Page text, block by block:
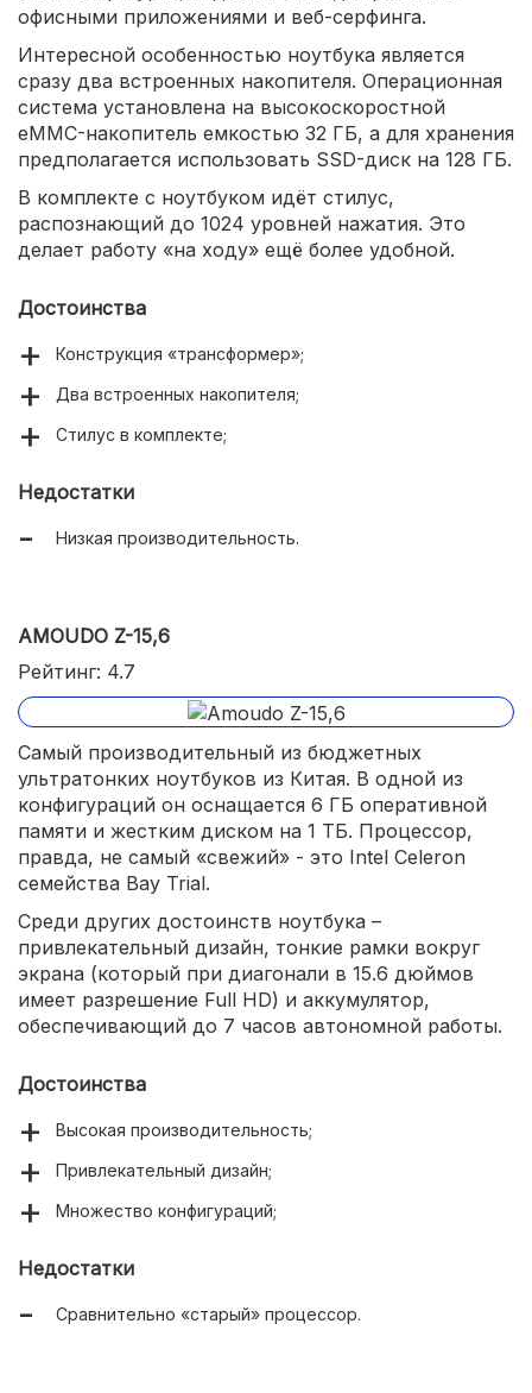
офисными приложениями и веб-серфинга.
Интересной особенностью ноутбука является
сразу два встроенных накопителя. Операционная
система установлена на высокоскоростной
eMMC-накопитель емкостью 32 ГБ, а для хранения
предполагается использовать SSD-диск на 128 ГБ.
В комплекте с ноутбуком идёт стилус,
распознающий до 1024 уровней нажатия. Это
делает работу «на ходу» ещё более удобной.
Достоинства
Конструкция «трансформер»;
Два встроенных накопителя;
Стилус в комплекте;
Недостатки
Низкая производительность.
AMOUDO Z-15,6
Рейтинг: 4.7
Самый производительный из бюджетных
ультратонких ноутбуков из Китая. В одной из
конфигураций он оснащается 6 ГБ оперативной
памяти и жестким диском на 1 ТБ. Процессор,
правда, не самый «свежий» - это Intel Celeron
семейства Bay Trial.
Среди других достоинств ноутбука –
привлекательный дизайн, тонкие рамки вокруг
экрана (который при диагонали в 15.6 дюймов
имеет разрешение Full HD) и аккумулятор,
обеспечивающий до 7 часов автономной работы.
Достоинства
Высокая производительность;
Привлекательный дизайн;
Множество конфигураций;
Недостатки
Сравнительно «старый» процессор.